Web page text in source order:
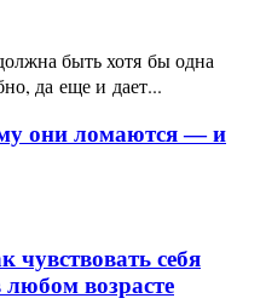
быть хотя бы одна
да еще и дает...
они ломаются — и
себя
возрасте